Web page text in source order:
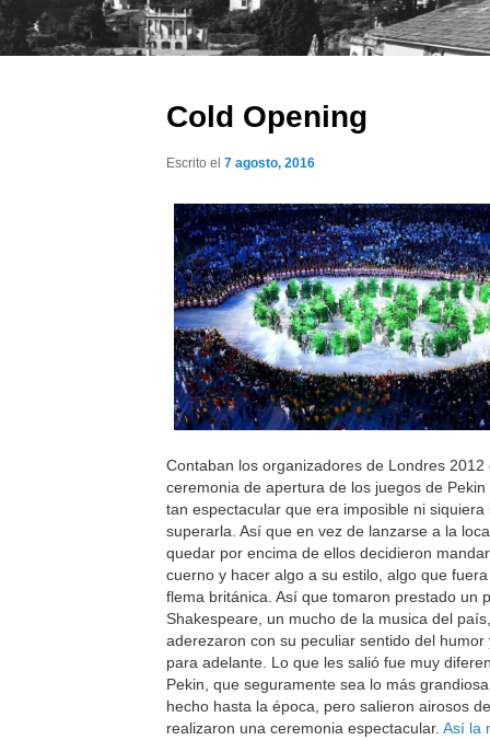
Cold Opening
Escrito el7 agosto, 2016
Contaban los organizadores de Londres 2012
ceremonia de apertura de los juegos de
tan espectacular que era imposible ni siquiera
superarla. Así que en vez de lanzarse a la
quedar por encima de ellos decidieron
cuerno y hacer algo a su estilo, algo que
flema británica. Así que tomaron prestado un
Shakespeare, un mucho de la musica del
aderezaron con su peculiar sentido del humor
para adelante. Lo que les salió fue muy
Pekin, que seguramente sea lo más
hecho hasta la época, pero salieron airosos
realizaron una ceremonia espectacular.Así la